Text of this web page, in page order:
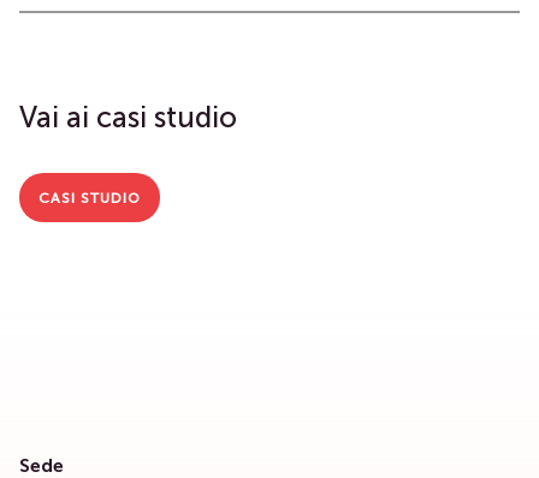
Vai ai casi studio
CASI STUDIO
Sede